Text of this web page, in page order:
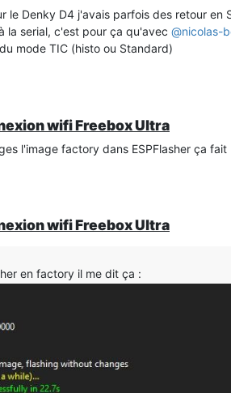
le Denky D4 j'avais parfois des retour en
la serial, c'est pour ça qu'avec @nicolas-
mode TIC (histo ou Standard)
(les 2 en v15.2 beta 9)
wifi Freebox Ultra
l'image factory dans ESPFlasher ça fait
wifi Freebox Ultra
en factory il me dit ça :